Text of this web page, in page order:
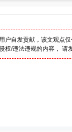
户自发贡献，该文观点
权/违法违规的内容， 请